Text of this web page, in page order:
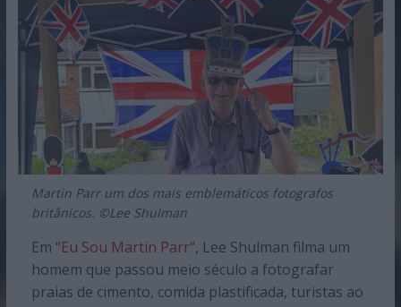
Martin Parr um dos mais emblemáticos fotografos
britânicos. ©Lee Shulman
Em “Eu Sou Martin Parr“, Lee Shulman filma um
homem que passou meio século a fotografar
praias de cimento, comida plastificada, turistas ao